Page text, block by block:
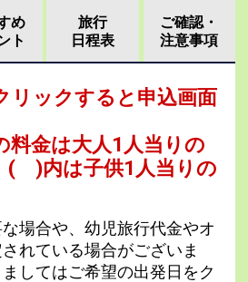
め
ト
旅行
日程表
ご確認・
注意事項
リックすると申込画面
料金は大人1人当りの
( )内は子供1人当りの
場合や、幼児旅行代金やオ
れている場合がございま
してはご希望の出発日をク